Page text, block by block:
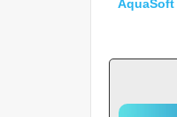
AquaSoft